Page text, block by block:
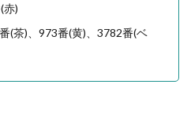
赤)
(茶)、973番(黄)、3782番(ベ